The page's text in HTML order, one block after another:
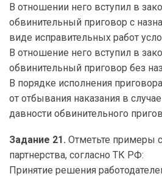
В отношении него вступил в
обвинительный приговор с
виде исправительных работ
В отношение него вступил в
обвинительный приговор без
В порядке исполнения
от отбывания наказания в
давности обвинительного
Задание 21. Отметьте примеры
партнерства, согласно ТК РФ:
Принятие решения